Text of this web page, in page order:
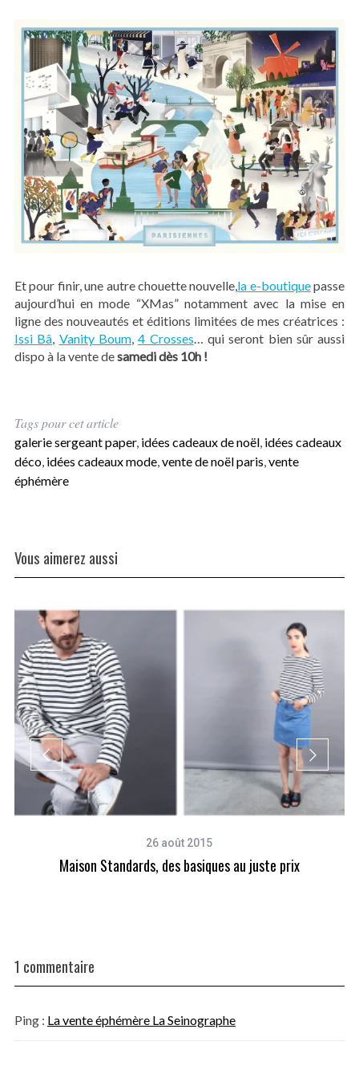
Et pour finir, une autre chouette nouvelle,la e-boutiquepasse
aujourd’hui en mode “XMas” notamment avec la mise en
ligne des nouveautés et éditions limitées de mes créatrices :
Issi Bâ, Vanity Boum,4 Crosses… qui seront bien sûr aussi
dispo à la vente desamedi dès 10h !
Tags pour cet article
galerie sergeant paper, idées cadeaux de noël, idées cadeaux
déco, idées cadeaux mode,vente de noël paris,vente
éphémère
Vous aimerez aussi
26 août 2015
Maison Standards, des basiques au juste prix
1 commentaire
Ping : La vente éphémère La Seinographe